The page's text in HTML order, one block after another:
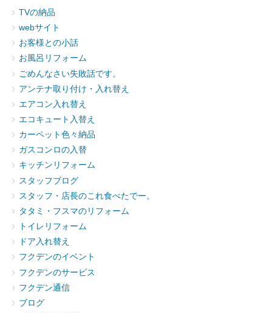
TVの納品
webサイト
お客様との小話
お風呂リフォーム
ごめんなさい失敗話です。
アンテナ取り付け・入れ替え
エアコン入れ替え
エコキュート入替え
カーペット色々納品
ガスコンロの入替
キッチンリフォーム
スタッフブログ
スタッフ・店長のこれ食べたでー。
タタミ・フスマのリフォーム
トイレリフォーム
ドア入れ替え
フクデンのイベント
フクデンのサービス
フクデン通信
ブログ